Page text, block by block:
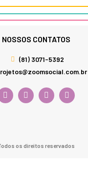
NOSSOS CONTATOS
(81) 3071-5392
os direitos reservados